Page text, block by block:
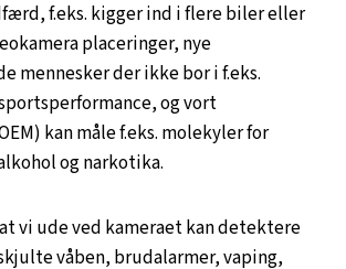
f.eks. kigger ind i flere biler eller
placeringer, nye
mennesker der ikke bor i f.eks.
og vort
kan måle f.eks. molekyler for
og narkotika.
vi ude ved kameraet kan detektere
våben, brudalarmer, vaping,